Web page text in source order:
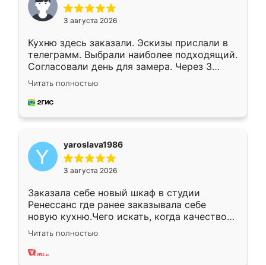
3 августа 2026
Кухню здесь заказали. Эскизы прислали в
телеграмм. Выбрали наиболее подходящий.
Согласовали день для замера. Через 3
недели кухня была уже готова. Остались
довольны работой. Спасибо Ренессанс
мебель за качественную работу!
Читать полностью
yaroslava1986
3 августа 2026
Заказала себе новый шкаф в студии
Ренессанс где ранее заказывала себе
новую кухню.Чего искать, когда качеством
вполне довольна. Служит кухня уже почти
два года, нареканий нет.
Читать полностью